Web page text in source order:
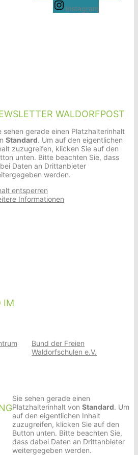
Instagram
WALDORFPOST
sehen gerade einen Platzhalterinhalt
Standard. Um auf den eigentlichen
zuzugreifen, klicken Sie auf den
unten. Bitte beachten Sie, dass
Daten an Drittanbieter
werden.
entsperren
Informationen
IM
Bund der Freien
Waldorfschulen e.V.
Sie sehen gerade einen
Platzhalterinhalt von Standard. Um
auf den eigentlichen Inhalt
zuzugreifen, klicken Sie auf den
Button unten. Bitte beachten Sie,
dass dabei Daten an Drittanbieter
weitergegeben werden.